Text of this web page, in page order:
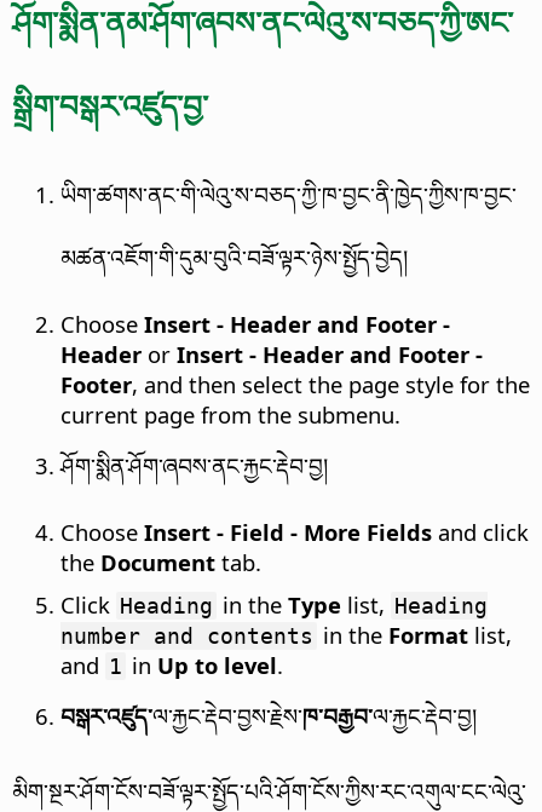
ཤོག་སྨིན་ནམ་ཤོག་ཞབས་ནང་ལེའུ་ས་བཅད་ཀྱི་ཨང་
སྒྲིག་བསྒར་འཛུད་བྱ་
ཡིག་ཚགས་ནང་གི་ལེའུ་ས་བཅད་ཀྱི་ཁ་བྱང་ནི་ཁྱེད་ཀྱིས་ཁ་བྱང་
མཚན་འཇོག་གི་དུམ་བུའི་བཟོ་ལྟར་ཉེས་སྤྱོད་བྱེད།
Choose Insert - Header and Footer -
Header or Insert - Header and Footer -
Footer, and then select the page style for the
current page from the submenu.
ཤོག་སྨིན་ཤོག་ཞབས་ནང་རྐྱང་རྡེབ་བྱ།
Choose Insert - Field - More Fields and click
the Document tab.
Click Heading in the Type list, Heading
number and contents in the Format list,
and 1 in Up to level.
བསྒར་འཛུད་ལ་རྐྱང་རྡེབ་བྱས་རྗེས་ཁ་བརྒྱབ་ལ་རྐྱང་རྡེབ་བྱ།
མིག་སྔར་ཤོག་ངོས་བཟོ་ལྟར་སྤྱོད་པའི་ཤོག་ངོས་ཀྱིས་རང་འགུལ་ངང་ལེའུ་